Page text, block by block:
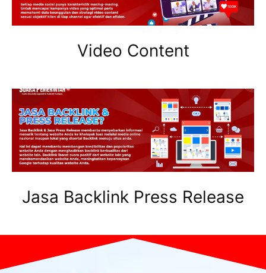
Video Content
Jasa Backlink Press Release